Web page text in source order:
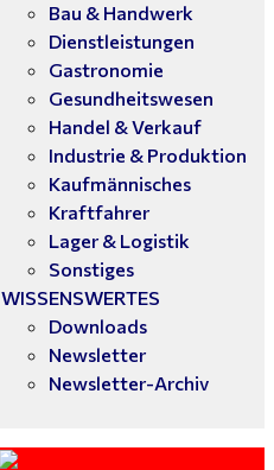
Bau & Handwerk
Dienstleistungen
Gastronomie
Gesundheitswesen
Handel & Verkauf
Industrie & Produktion
Kaufmännisches
Kraftfahrer
Lager & Logistik
Sonstiges
WISSENSWERTES
Downloads
Newsletter
Newsletter-Archiv